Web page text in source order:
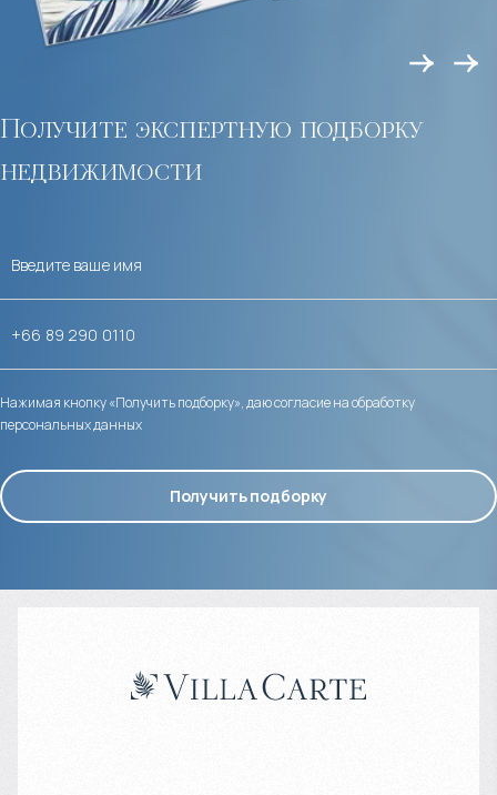
Получите экспертную подборку
недвижимости
Нажимая кнопку «Получить подборку», даю согласие на обработку
персональных данных
Получить подборку